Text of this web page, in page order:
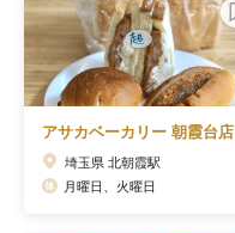
アサカベーカリー 朝霞台店
埼玉県 北朝霞駅
月曜日、火曜日